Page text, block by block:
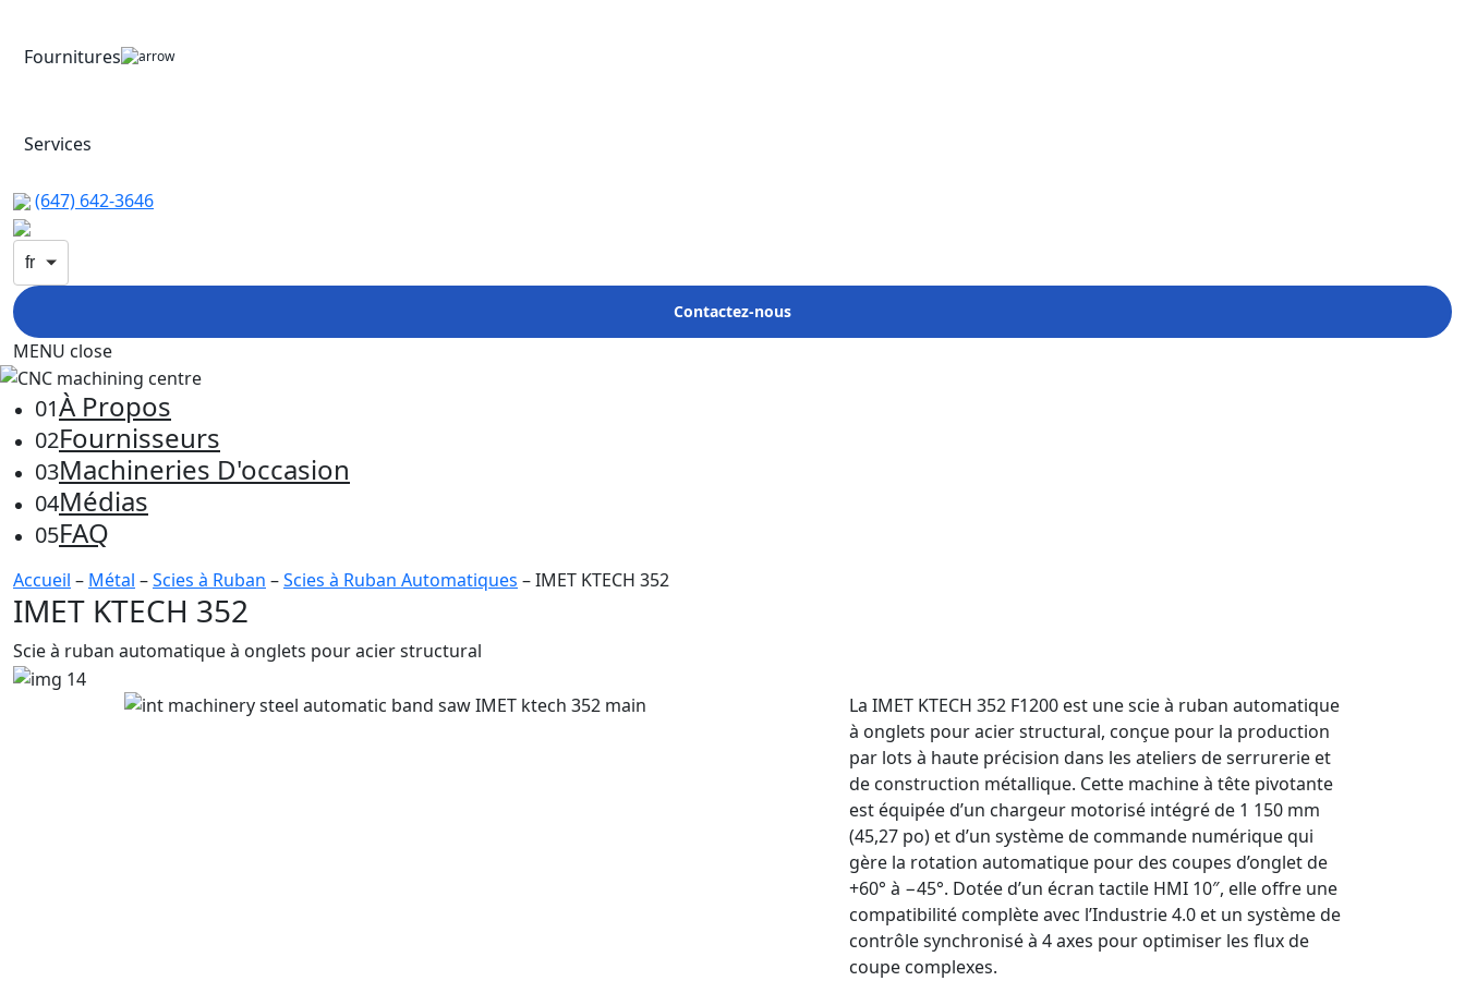
Fournitures
Services
(647) 642-3646
fr
Contactez-nous
MENU close
01À Propos
02Fournisseurs
03Machineries D'occasion
04Médias
05FAQ
Accueil – Métal –Scies à Ruban –Scies à Ruban Automatiques – IMET KTECH 352
IMET KTECH 352
Scie à ruban automatique à onglets pour acier structural
La IMET KTECH 352 F1200 est une scie à ruban automatique
à onglets pour acier structural, conçue pour la production
par lots à haute précision dans les ateliers de serrurerie et
de construction métallique. Cette machine à tête pivotante
est équipée d’un chargeur motorisé intégré de 1 150 mm
(45,27 po) et d’un système de commande numérique qui
gère la rotation automatique pour des coupes d’onglet de
+60° à −45°. Dotée d’un écran tactile HMI 10″, elle offre une
compatibilité complète avec l’Industrie 4.0 et un système de
contrôle synchronisé à 4 axes pour optimiser les flux de
coupe complexes.